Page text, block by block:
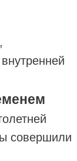
совершили